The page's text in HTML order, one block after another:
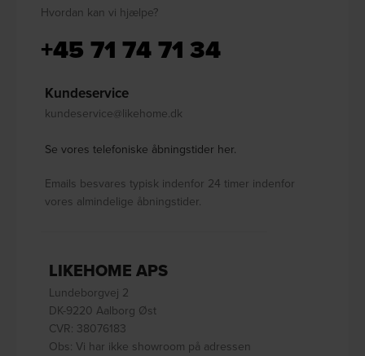
Hvordan kan vi hjælpe?
+45 71 74 71 34
Kundeservice
kundeservice@likehome.dk
Se vores telefoniske åbningstider her.
Emails besvares typisk indenfor 24 timer indenfor
vores almindelige åbningstider.
LIKEHOME APS
Lundeborgvej 2
DK-9220 Aalborg Øst
CVR: 38076183
Obs: Vi har ikke showroom på adressen